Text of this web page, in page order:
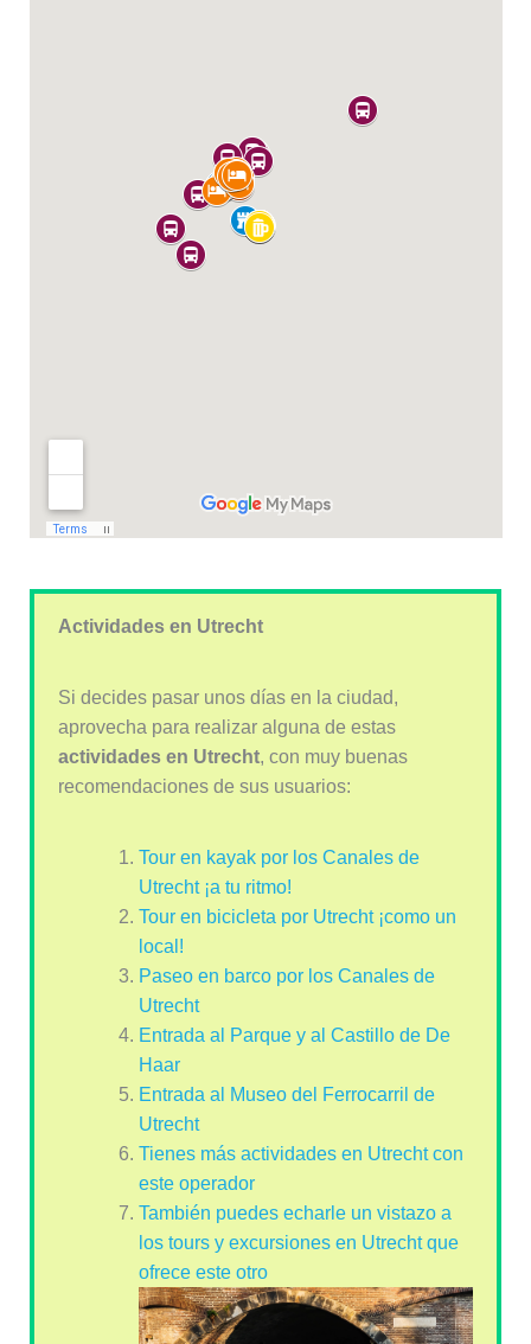
Actividades en Utrecht
Si decides pasar unos días en la ciudad,
aprovecha para realizar alguna de estas
actividades en Utrecht, con muy buenas
recomendaciones de sus usuarios:
Tour en kayak por los Canales de
Utrecht ¡a tu ritmo!
Tour en bicicleta por Utrecht ¡como un
local!
Paseo en barco por los Canales de
Utrecht
Entrada al Parque y al Castillo de De
Haar
Entrada al Museo del Ferrocarril de
Utrecht
Tienes más actividades en Utrecht con
este operador
También puedes echarle un vistazo a
los tours y excursiones en Utrecht que
ofrece este otro